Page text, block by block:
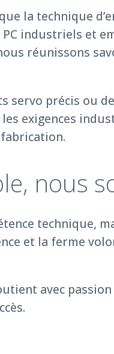
la technique
industriels et
réunissons
servo précis ou
exigences
nous
technique,
et la ferme
avec